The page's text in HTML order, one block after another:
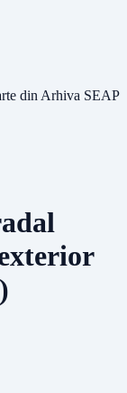
din Arhiva SEAP